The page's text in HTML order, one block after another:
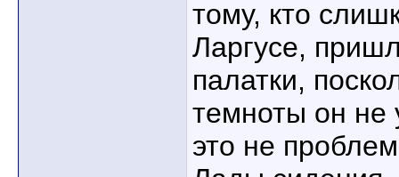
тому, кто
Ларгусе,
палатки,
темноты он не
это не